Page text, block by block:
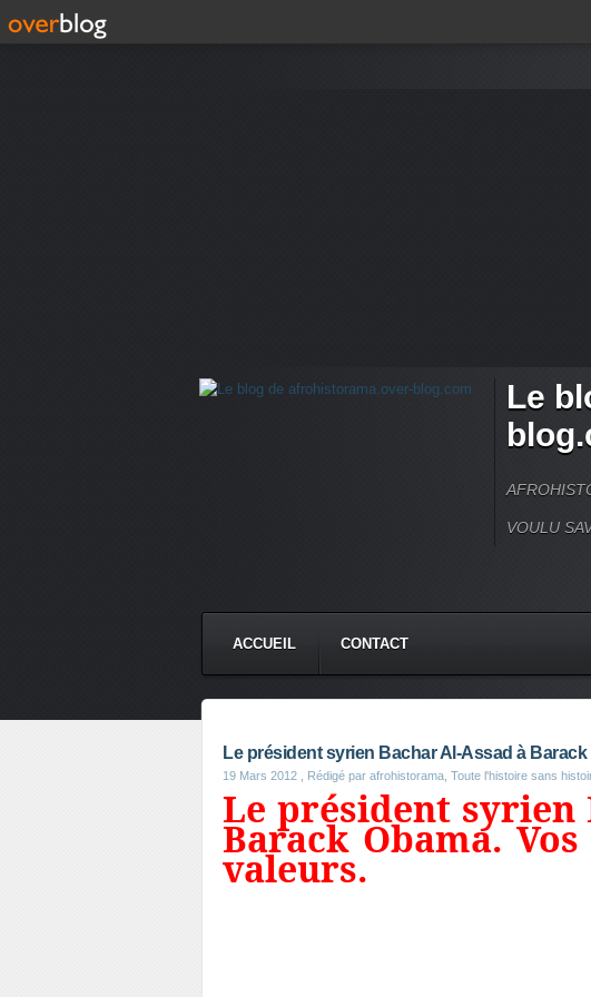
Le
VOULU
ACCUEIL CONTACT
Le président syrien Bachar Al-Assad à
19 Mars 2012 , Rédigé par afrohistorama, Toute l'histoire sans
Le président syrien
Barack Obama.
valeurs.